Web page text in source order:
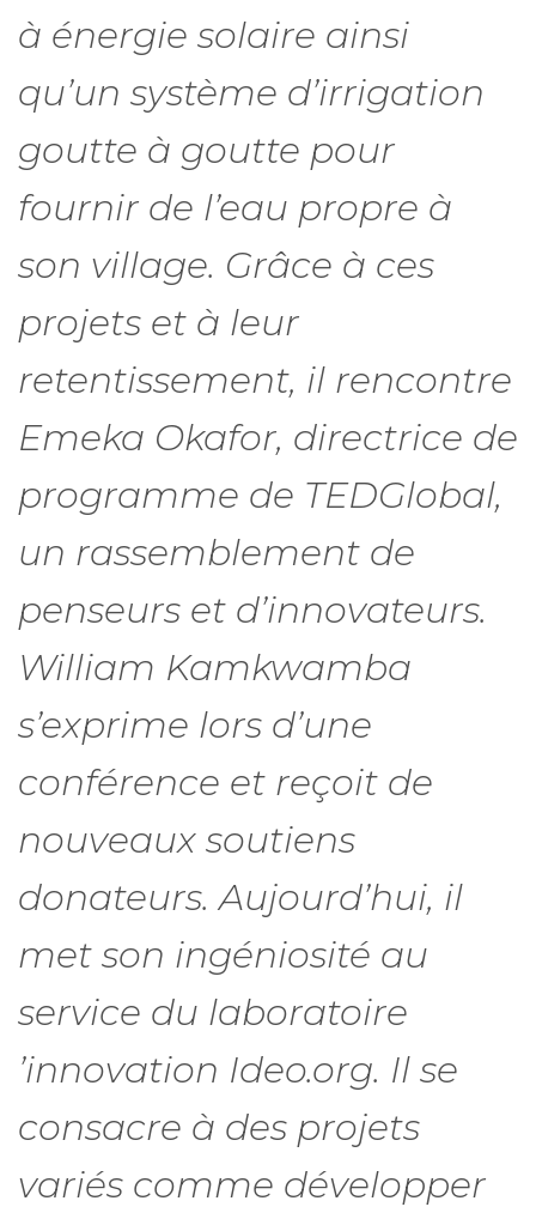
à énergie solaire ainsi
qu’un système d’irrigation
goutte à goutte pour
fournir de l’eau propre à
son village. Grâce à ces
projets et à leur
retentissement, il rencontre
Emeka Okafor, directrice de
programme de TEDGlobal,
un rassemblement de
penseurs et d’innovateurs.
William Kamkwamba
s’exprime lors d’une
conférence et reçoit de
nouveaux soutiens
donateurs. Aujourd’hui, il
met son ingéniosité au
service du laboratoire
’innovation Ideo.org. Il se
consacre à des projets
variés comme développer